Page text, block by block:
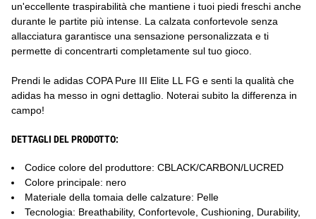
un'eccellente traspirabilità che mantiene i tuoi piedi freschi anche
durante le partite più intense. La calzata confortevole senza
allacciatura garantisce una sensazione personalizzata e ti
permette di concentrarti completamente sul tuo gioco.
Prendi le adidas COPA Pure III Elite LL FG e senti la qualità che
adidas ha messo in ogni dettaglio. Noterai subito la differenza in
campo!
DETTAGLI DEL PRODOTTO:
Codice colore del produttore: CBLACK/CARBON/LUCRED
Colore principale: nero
Materiale della tomaia delle calzature: Pelle
Tecnologia: Breathability, Confortevole, Cushioning, Durability,